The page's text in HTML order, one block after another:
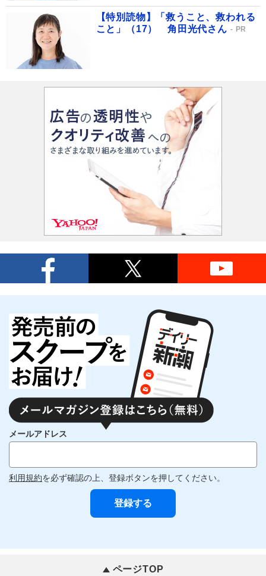
【特別読物】「救うこと、救われる
こと」（17） 角田光代さん
PR
メールアドレス
利用規約を必ず確認の上、登録ボタンを押してください。
ページTOP